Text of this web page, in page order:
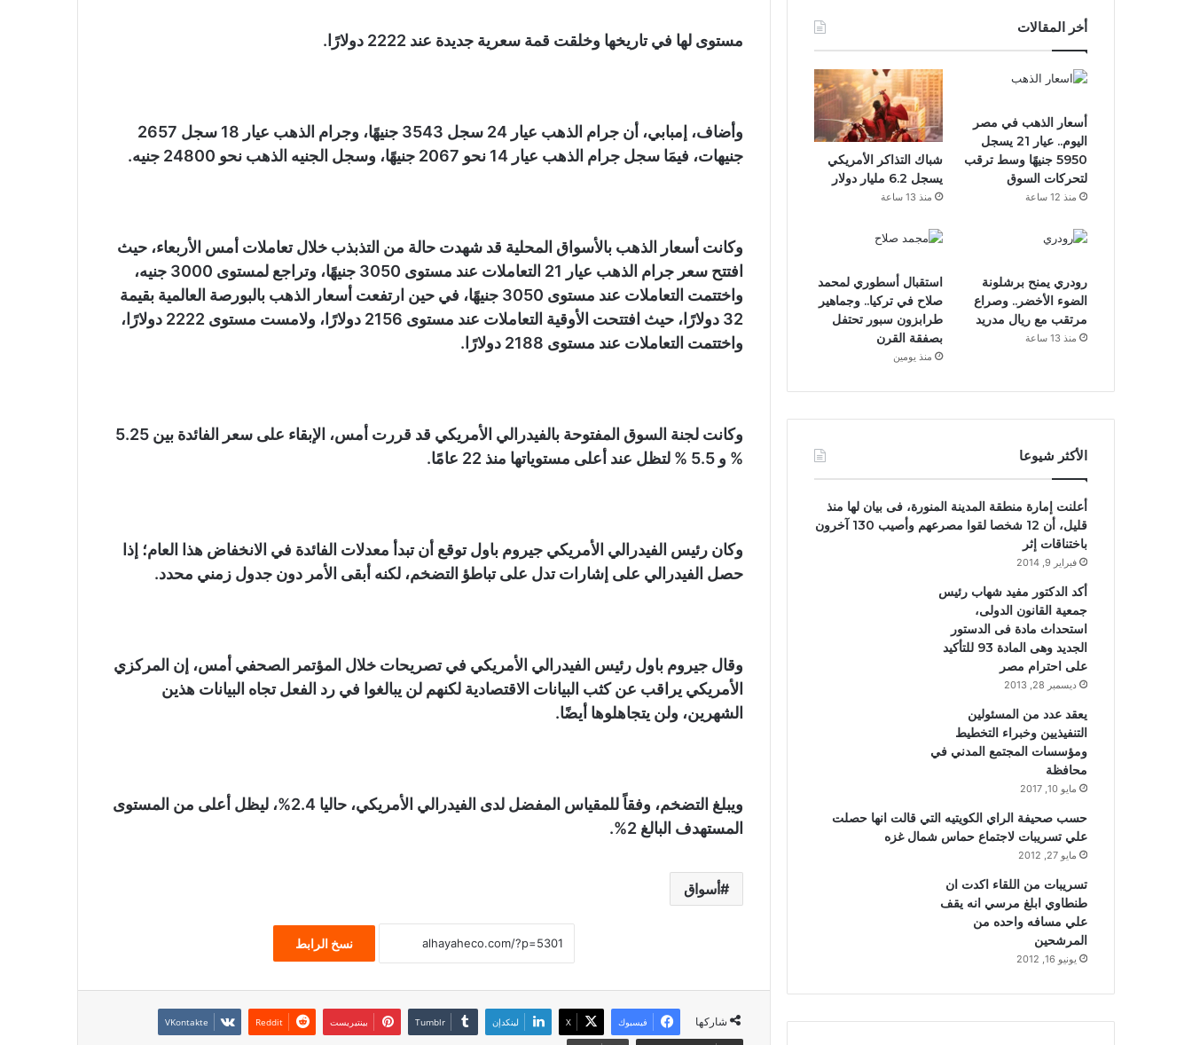
مستوى لها في تاريخها وخلقت قمة سعرية جديدة عند 2222 دولارًا.
وأضاف، إمبابي، أن جرام الذهب عيار 24 سجل 3543 جنيهًا، وجرام الذهب عيار 18 سجل 2657
جنيهات، فيمَا سجل جرام الذهب عيار 14 نحو 2067 جنيهًا، وسجل الجنيه الذهب نحو 24800 جنيه.
وكانت أسعار الذهب بالأسواق المحلية قد شهدت حالة من التذبذب خلال تعاملات أمس الأربعاء، حيث
افتتح سعر جرام الذهب عيار 21 التعاملات عند مستوى 3050 جنيهًا، وتراجع لمستوى 3000 جنيه،
واختتمت التعاملات عند مستوى 3050 جنيهًا، في حين ارتفعت أسعار الذهب بالبورصة العالمية بقيمة
32 دولارًا، حيث افتتحت الأوقية التعاملات عند مستوى 2156 دولارًا، ولامست مستوى 2222 دولارًا،
واختتمت التعاملات عند مستوى 2188 دولارًا.
وكانت لجنة السوق المفتوحة بالفيدرالي الأمريكي قد قررت أمس، الإبقاء على سعر الفائدة بين 5.25
% و 5.5 % لتظل عند أعلى مستوياتها منذ 22 عامًا.
وكان رئيس الفيدرالي الأمريكي جيروم باول توقع أن تبدأ معدلات الفائدة في الانخفاض هذا العام؛ إذا
حصل الفيدرالي على إشارات تدل على تباطؤ التضخم، لكنه أبقى الأمر دون جدول زمني محدد.
وقال جيروم باول رئيس الفيدرالي الأمريكي في تصريحات خلال المؤتمر الصحفي أمس، إن المركزي
الأمريكي يراقب عن كثب البيانات الاقتصادية لكنهم لن يبالغوا في رد الفعل تجاه البيانات هذين
الشهرين، ولن يتجاهلوها أيضًا.
ويبلغ التضخم، وفقاً للمقياس المفضل لدى الفيدرالي الأمريكي، حاليا 2.4%، ليظل أعلى من المستوى
المستهدف البالغ 2%.
أسواق
نسخ الرابط
شاركها فيسبوك X لينكدإن بينتيريست
ب
أخر المقالات
أسعار الذهب في مصر
اليوم.. عيار 21 يسجل
5950 جنيهًا وسط ترقب
لتحركات السوق
منذ 12 ساعة
شباك التذاكر الأمريكي
يسجل 6.2 مليار دولار
منذ 13 ساعة
رودري يمنح برشلونة
الضوء الأخضر.. وصراع
مرتقب مع ريال مدريد
منذ 13 ساعة
استقبال أسطوري لمحمد
صلاح في تركيا.. وجماهير
طرابزون سبور تحتفل
بصفقة القرن
منذ يومين
الأكثر شيوعا
أعلنت إمارة منطقة المدينة المنورة، فى بيان لها منذ
قليل، أن 12 شخصا لقوا مصرعهم وأصيب 130 آخرون
باختناقات إثر
فبراير 9, 2014
أكد الدكتور مفيد شهاب رئيس
جمعية القانون الدولى،
استحداث مادة فى الدستور
الجديد وهى المادة 93 للتأكيد
على احترام مصر
ديسمبر 28, 2013
يعقد عدد من المسئولين
التنفيذيين وخبراء التخطيط
ومؤسسات المجتمع المدني في
محافظة
مايو 10, 2017
حسب صحيفة الراي الكويتيه التي قالت انها حصلت
علي تسريبات لاجتماع حماس شمال غزه
مايو 27, 2012
تسريبات من اللقاء اكدت ان
طنطاوي ابلغ مرسي انه يقف
علي مسافه واحده من
المرشحين
يونيو 16, 2012